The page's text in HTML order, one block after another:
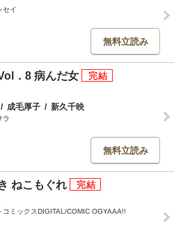
セイ
無料立読み
．8 病んだ女
/ 成毛厚子 / 新久千映
ラ
無料立読み
ねこもぐれ
ミックスDIGITAL/COMIC OGYAAA!!